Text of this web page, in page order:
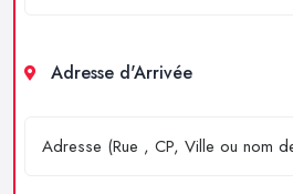
Adresse d'Arrivée